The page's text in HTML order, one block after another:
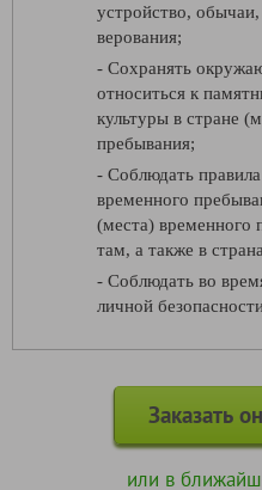
устройство,
верования;
- Сохранять
относиться к
культуры в стране
пребывания;
- Соблюдать
временного
(места) временного
там, а также в
- Соблюдать во
личной
Заказать
или в